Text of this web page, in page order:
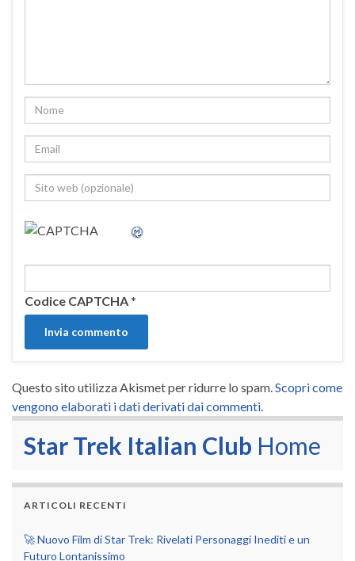
Codice CAPTCHA*
Questo sito utilizza Akismet per ridurre lo spam. Scopri come
vengono elaborati i dati derivati dai commenti
Star Trek Italian Club Home
ARTICOLI RECENTI
🚀 Nuovo Film di Star Trek: Rivelati Personaggi Inediti e un
Futuro Lontanissimo